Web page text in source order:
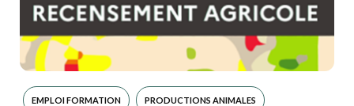
EMPLOI FORMATION PRODUCTIONS ANIMALES